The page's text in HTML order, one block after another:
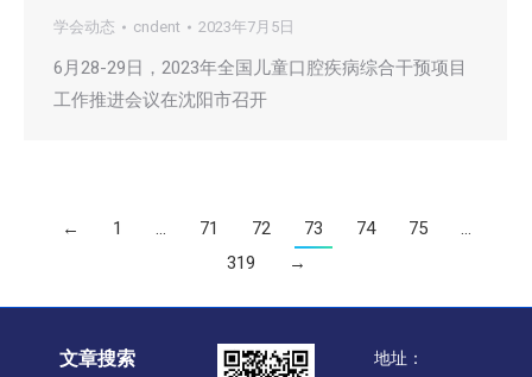
学会动态 cndent 2023年7月5日
6月28-29日，2023年全国儿童口腔疾病综合干预项目
工作推进会议在沈阳市召开
← 1 … 71 72 73 74 75
…
319
→
文章搜索 地址：